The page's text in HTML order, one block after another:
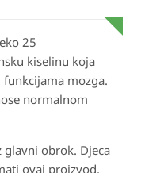
25
kiselinu koja
mozga.
normalnom
glavni obrok. Djeca
ovaj proizvod.